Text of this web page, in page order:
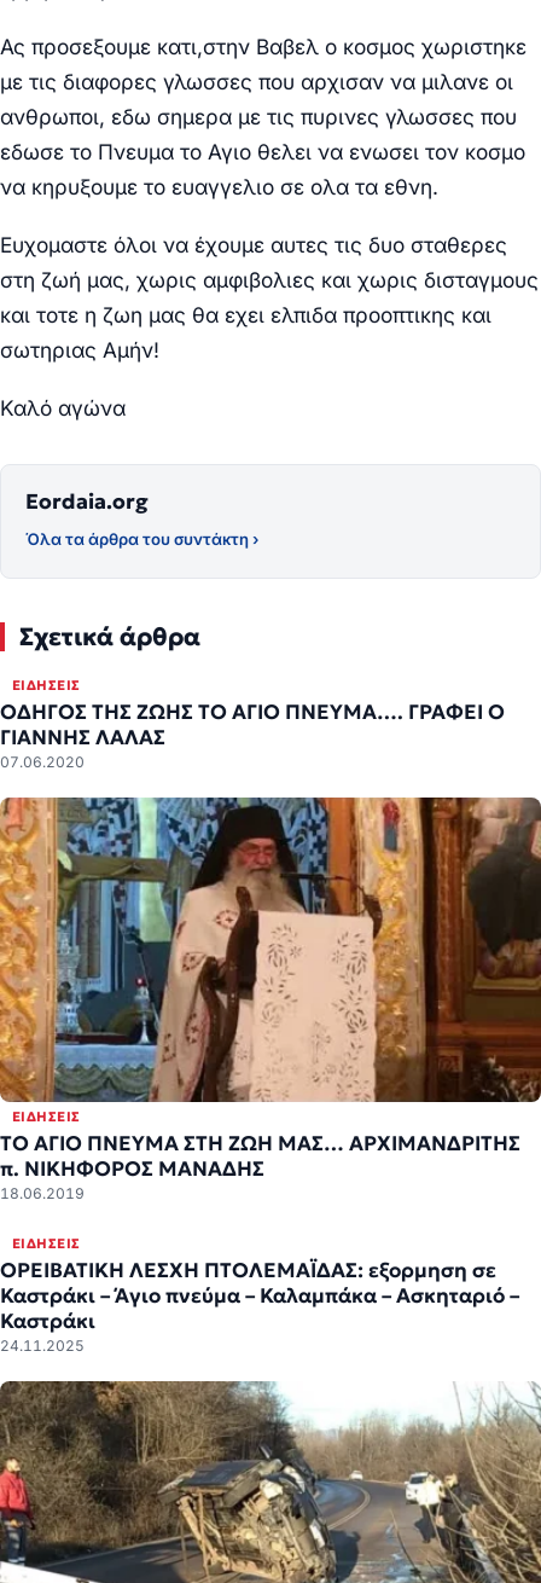
Ας προσεξουμε κατι,στην Βαβελ ο κοσμος χωριστηκε
με τις διαφορες γλωσσες που αρχισαν να μιλανε οι
ανθρωποι, εδω σημερα με τις πυρινες γλωσσες που
εδωσε το Πνευμα το Αγιο θελει να ενωσει τον κοσμο
να κηρυξουμε το ευαγγελιο σε ολα τα εθνη.
Ευχομαστε όλοι να έχουμε αυτες τις δυο σταθερες
στη ζωή μας, χωρις αμφιβολιες και χωρις δισταγμους
και τοτε η ζωη μας θα εχει ελπιδα προοπτικης και
σωτηριας Αμήν!
Καλό αγώνα
Eordaia.org
Όλα τα άρθρα του συντάκτη ›
Σχετικά άρθρα
ΕΙΔΉΣΕΙΣ
ΟΔΗΓΟΣ ΤΗΣ ΖΩΗΣ ΤΟ ΑΓΙΟ ΠΝΕΥΜΑ…. ΓΡΑΦΕΙ Ο
ΓΙΑΝΝΗΣ ΛΑΛΑΣ
07.06.2020
ΕΙΔΉΣΕΙΣ
ΤΟ ΑΓΙΟ ΠΝΕΥΜΑ ΣΤΗ ΖΩΗ ΜΑΣ… ΑΡΧΙΜΑΝΔΡΙΤΗΣ
π. ΝΙΚΗΦΟΡΟΣ ΜΑΝΑΔΗΣ
18.06.2019
ΕΙΔΉΣΕΙΣ
ΟΡΕΙΒΑΤΙΚΗ ΛΕΣΧΗ ΠΤΟΛΕΜΑΪΔΑΣ: εξορμηση σε
Καστράκι – Άγιο πνεύμα – Καλαμπάκα – Ασκηταριό –
Καστράκι
24.11.2025